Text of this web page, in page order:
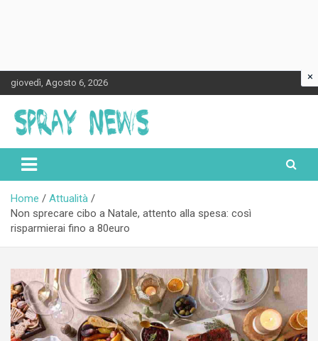
Skip
to
content
giovedì, Agosto 6, 2026
Spraynews.it
Home
Attualità
Non sprecare cibo a Natale, attento alla spesa: così
risparmierai fino a 80euro
×